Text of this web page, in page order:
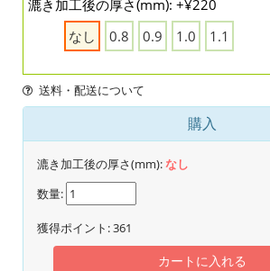
漉き加工後の厚さ(mm): +¥220
なし
0.8 0.9 1.0 1.1
送料・配送について
購入
漉き加工後の厚さ(mm):なし
数量:
獲得ポイント:361
カートに入れる